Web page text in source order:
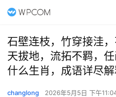
石壁连枝，竹穿接洼
天拔地，流拓不羁，
什么生肖，成语详尽
changlong 2026年5月5日 下午